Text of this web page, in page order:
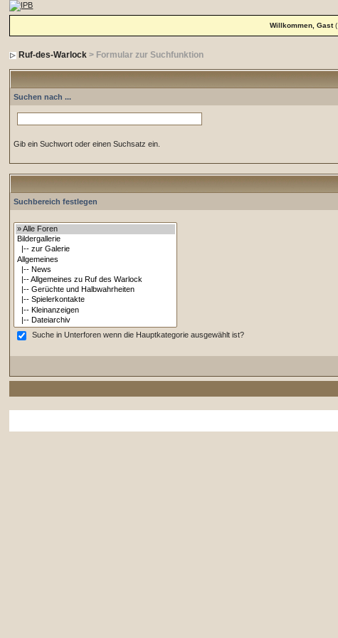
Willkommen, Gast(
Ruf-des-Warlock > Formular zur Suchfunktion
Suchen nach ...
Gib ein Suchwort oder einen Suchsatz ein.
Suchbereich festlegen
Suche in Unterforen wenn die Hauptkategorie ausgewählt ist?